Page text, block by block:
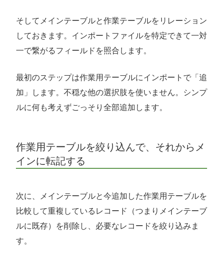
そしてメインテーブルと作業テーブルをリレーション
しておきます。インポートファイルを特定できて一対
一で繋がるフィールドを照合します。
最初のステップは作業用テーブルにインポートで「追
加」します。不穏な他の選択肢を使いません。シンプ
ルに何も考えずごっそり全部追加します。
作業用テーブルを絞り込んで、それからメ
インに転記する
次に、メインテーブルと今追加した作業用テーブルを
比較して重複しているレコード（つまりメインテーブ
ルに既存）を削除し、必要なレコードを絞り込みま
す。